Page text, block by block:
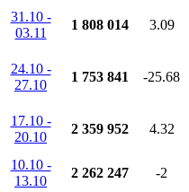
31.10 -
03.11
1 808 014 3.09
24.10 -
27.10
1 753 841 -25.68
17.10 -
20.10
2 359 952 4.32
10.10 -
13.10
2 262 247 -2